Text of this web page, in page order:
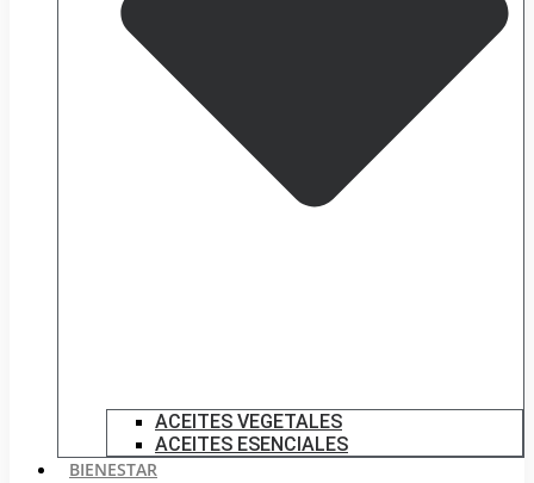
ACEITES VEGETALES
ACEITES ESENCIALES
BIENESTAR